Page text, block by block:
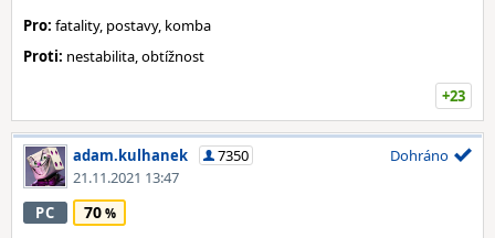
Pro: fatality, postavy, komba
Proti: nestabilita, obtížnost
+23
adam.kulhanek
7350
21.11.2021 13:47
Dohráno
PC 70